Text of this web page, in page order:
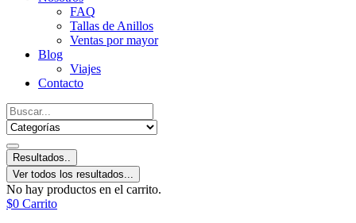
FAQ
Tallas de Anillos
Ventas por mayor
Blog
Viajes
Contacto
Resultados..
Ver todos los resultados...
No hay productos en el carrito.
$0 Carrito